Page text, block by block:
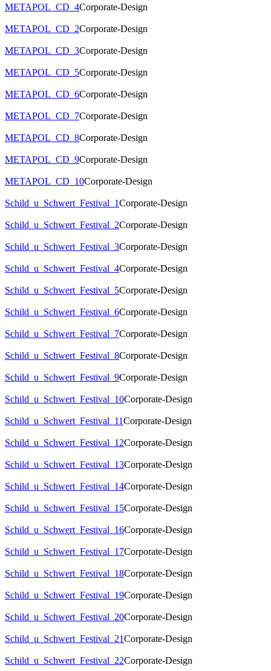
METAPOL_CD_4Corporate-Design
METAPOL_CD_2Corporate-Design
METAPOL_CD_3Corporate-Design
METAPOL_CD_5Corporate-Design
METAPOL_CD_6Corporate-Design
METAPOL_CD_7Corporate-Design
METAPOL_CD_8Corporate-Design
METAPOL_CD_9Corporate-Design
METAPOL_CD_10Corporate-Design
Schild_u_Schwert_Festival_1Corporate-Design
Schild_u_Schwert_Festival_2Corporate-Design
Schild_u_Schwert_Festival_3Corporate-Design
Schild_u_Schwert_Festival_4Corporate-Design
Schild_u_Schwert_Festival_5Corporate-Design
Schild_u_Schwert_Festival_6Corporate-Design
Schild_u_Schwert_Festival_7Corporate-Design
Schild_u_Schwert_Festival_8Corporate-Design
Schild_u_Schwert_Festival_9Corporate-Design
Schild_u_Schwert_Festival_10Corporate-Design
Schild_u_Schwert_Festival_11Corporate-Design
Schild_u_Schwert_Festival_12Corporate-Design
Schild_u_Schwert_Festival_13Corporate-Design
Schild_u_Schwert_Festival_14Corporate-Design
Schild_u_Schwert_Festival_15Corporate-Design
Schild_u_Schwert_Festival_16Corporate-Design
Schild_u_Schwert_Festival_17Corporate-Design
Schild_u_Schwert_Festival_18Corporate-Design
Schild_u_Schwert_Festival_19Corporate-Design
Schild_u_Schwert_Festival_20Corporate-Design
Schild_u_Schwert_Festival_21Corporate-Design
Schild_u_Schwert_Festival_22Corporate-Design